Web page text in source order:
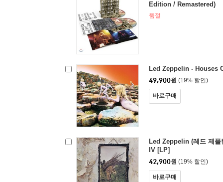
Edition / Remastered)
품절
Led Zeppelin - Houses
49,900원 (19% 할인)
바로구매
Led Zeppelin (레드 제
IV [LP]
42,900원 (19% 할인)
바로구매